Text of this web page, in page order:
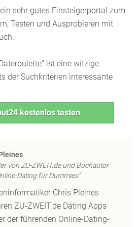
sehr gutes Einsteigerportal zum
Testen und Ausprobieren mit
ist eine witzige
der Suchkriterien interessante
kostenlos testen
von ZU-ZWEIT.de und Buchautor
Dating für Dummies“
Chris Pleines
ZU-ZWEIT.de Dating Apps
der führenden Online-Dating-